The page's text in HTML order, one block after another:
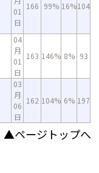
01
日
166 99% 16%104
04
月
01
日
163 146% 8% 93
03
月
06
日
162 104% 6% 197
▲ページトップへ